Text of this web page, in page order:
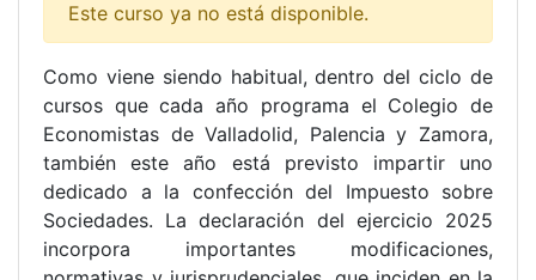
Este curso ya no está disponible.
Como viene siendo habitual, dentro del ciclo de
cursos que cada año programa el Colegio de
Economistas de Valladolid, Palencia y Zamora,
también este año está previsto impartir uno
dedicado a la confección del Impuesto sobre
Sociedades. La declaración del ejercicio 2025
incorpora importantes modificaciones,